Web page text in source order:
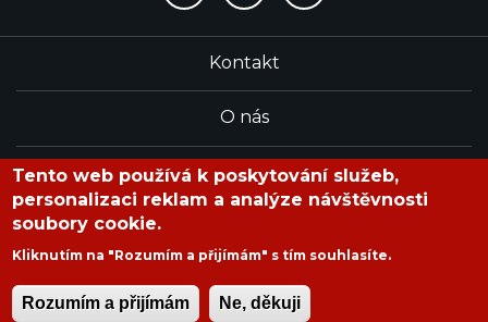
Kontakt
O nás
Redakce
Copyright © 2020 Muzikus s.r.o.
Tento web používá k poskytování služeb,
personalizaci reklam a analýze návštěvnosti
soubory cookie.
Kliknutím na "Rozumím a přijímám" s tím souhlasíte.
Rozumím a přijímám Ne, děkuji